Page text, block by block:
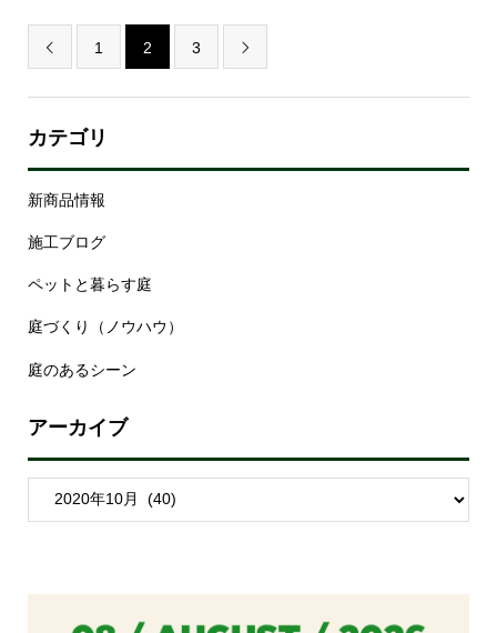
 1 2 3 
カテゴリ
新商品情報
施工ブログ
ペットと暮らす庭
庭づくり（ノウハウ）
庭のあるシーン
アーカイブ